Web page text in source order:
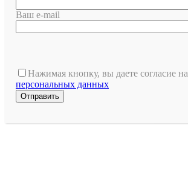
Ваш e-mail
это
поле
пустым.
Нажимая кнопку, вы даете согласие на
персональных данных